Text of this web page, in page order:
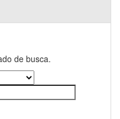
de busca.